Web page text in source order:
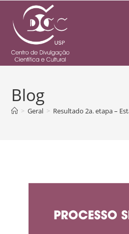
Blog
> Geral > Resultado 2a. etapa –